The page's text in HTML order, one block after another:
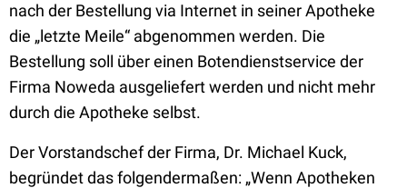
nach der Bestellung via Internet in seiner Apotheke
die „letzte Meile“ abgenommen werden. Die
Bestellung soll über einen Botendienstservice der
Firma Noweda ausgeliefert werden und nicht mehr
durch die Apotheke selbst.
Der Vorstandschef der Firma, Dr. Michael Kuck,
begründet das folgendermaßen: „Wenn Apotheken